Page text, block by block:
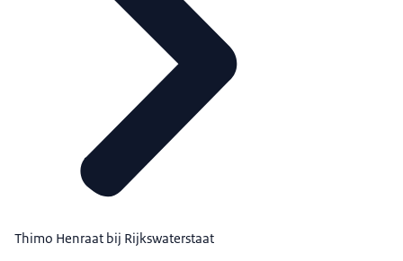
Thimo Henraat bij Rijkswaterstaat